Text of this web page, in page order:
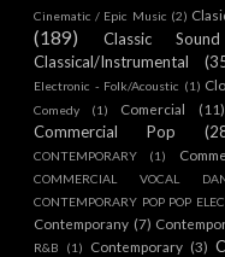
Cinematic / Epic Music (2)
(189)
Classic Sound
Classical/Instrumental
Electronic - Folk/Acoustic (1)
Comedy (1) Comercial (11)
Commercial Pop
CONTEMPORARY
(1)
COMMERCIAL VOCAL
CONTEMPORARY POP POP
Contemporany (7)
R&B
(1) Contemporary (3)